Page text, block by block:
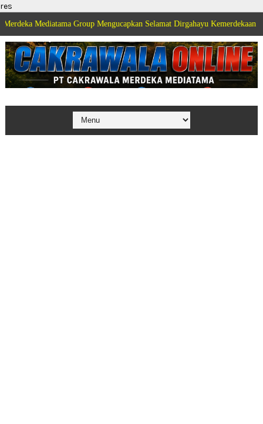
res
Group Mengucapkan Selamat Dirgahayu Kemerdekaan Republik